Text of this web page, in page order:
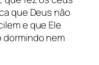
que Deus não
e que Ele
dormindo nem